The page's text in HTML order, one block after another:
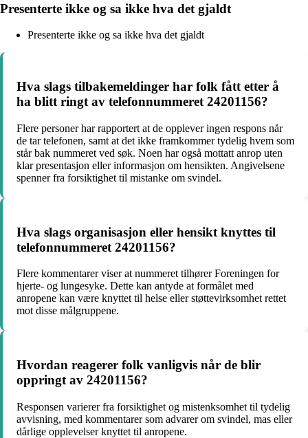
Presenterte ikke og sa ikke hva det gjaldt
Presenterte ikke og sa ikke hva det gjaldt
Hva slags tilbakemeldinger har folk fått etter å
ha blitt ringt av telefonnummeret 24201156?
Flere personer har rapportert at de opplever ingen respons når
de tar telefonen, samt at det ikke framkommer tydelig hvem som
står bak nummeret ved søk. Noen har også mottatt anrop uten
klar presentasjon eller informasjon om hensikten. Angivelsene
spenner fra forsiktighet til mistanke om svindel.
Hva slags organisasjon eller hensikt knyttes til
telefonnummeret 24201156?
Flere kommentarer viser at nummeret tilhører Foreningen for
hjerte- og lungesyke. Dette kan antyde at formålet med
anropene kan være knyttet til helse eller støttevirksomhet rettet
mot disse målgruppene.
Hvordan reagerer folk vanligvis når de blir
oppringt av 24201156?
Responsen varierer fra forsiktighet og mistenksomhet til tydelig
avvisning, med kommentarer som advarer om svindel, mas eller
dårlige opplevelser knyttet til anropene.